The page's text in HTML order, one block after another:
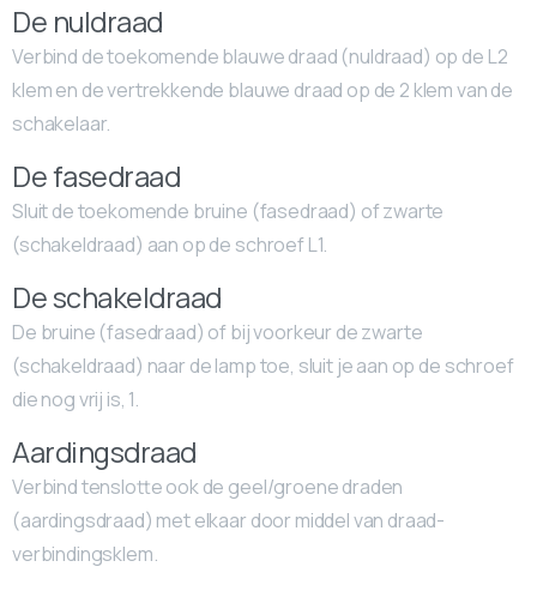
De nuldraad
Verbind de toekomende blauwe draad (nuldraad) op de L2
klem en de vertrekkende blauwe draad op de 2 klem van de
schakelaar.
De fasedraad
Sluit de toekomende bruine (fasedraad) of zwarte
(schakeldraad) aan op de schroef L1.
De schakeldraad
De bruine (fasedraad) of bij voorkeur de zwarte
(schakeldraad) naar de lamp toe, sluit je aan op de schroef
die nog vrij is, 1.
Aardingsdraad
Verbind tenslotte ook de geel/groene draden
(aardingsdraad) met elkaar door middel van draad-
verbindingsklem.